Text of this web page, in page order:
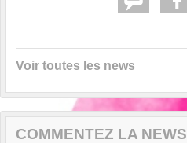
Voir toutes les news
COMMENTEZ LA NEWS